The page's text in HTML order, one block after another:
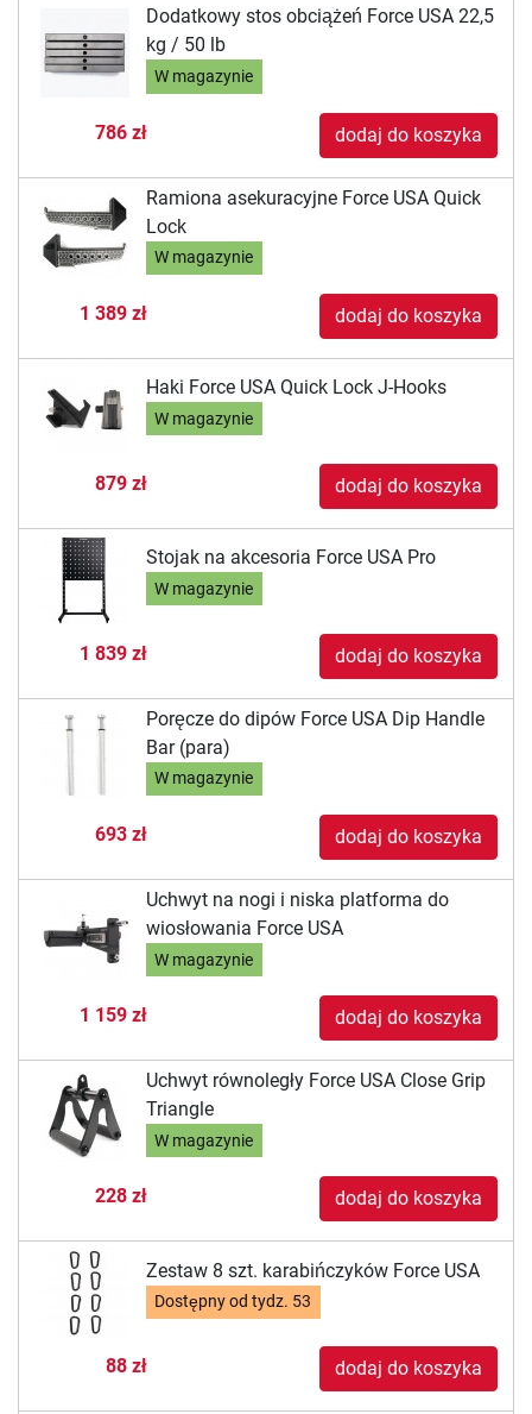
Dodatkowy stos obciążeń Force USA 22,5
kg / 50 lb
W magazynie
786 zł dodaj do koszyka
Ramiona asekuracyjne Force USA Quick
Lock
W magazynie
1 389 zł dodaj do koszyka
Haki Force USA Quick Lock J-Hooks
W magazynie
879 zł dodaj do koszyka
Stojak na akcesoria Force USA Pro
W magazynie
1 839 zł dodaj do koszyka
Poręcze do dipów Force USA Dip Handle
Bar (para)
W magazynie
693 zł dodaj do koszyka
Uchwyt na nogi i niska platforma do
wiosłowania Force USA
W magazynie
1 159 zł dodaj do koszyka
Uchwyt równoległy Force USA Close Grip
Triangle
W magazynie
228 zł dodaj do koszyka
Zestaw 8 szt. karabińczyków Force USA
Dostępny odtydz. 53
88 zł dodaj do koszyka